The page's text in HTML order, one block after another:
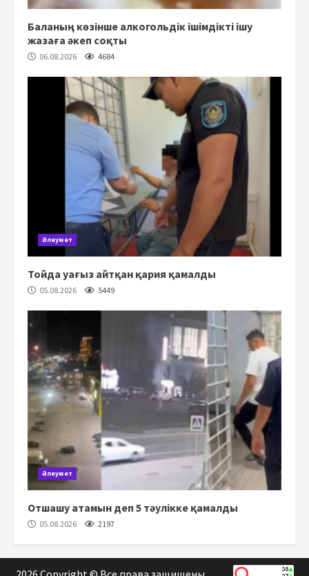
Баланың көзінше алкогольдік ішімдікті ішу
жазаға әкеп соқты
06.08.2026 4684
Әлеумет
Тойда уағыз айтқан қария қамалды
05.08.2026 5449
Әлеумет
Отшашу атамын деп 5 тәулікке қамалды
05.08.2026 2197